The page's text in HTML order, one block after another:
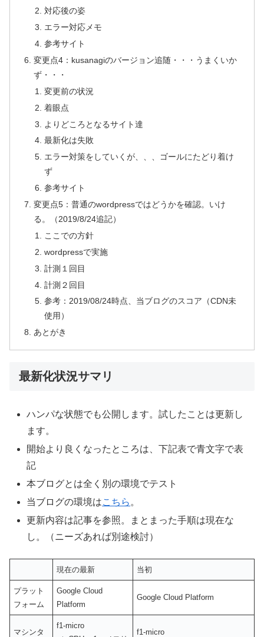
対応後の姿
エラー対応メモ
参考サイト
変更点4：kusanagiのバージョン追随・・・うまくいか
ず・・・
変更前の状況
着眼点
よりどころとなるサイト達
最新化は失敗
エラー対策をしていくが、、、ゴールにたどり着け
ず
参考サイト
変更点5：普通のwordpressではどうかを確認。いけ
る。（2019/8/24追記）
ここでの方針
wordpressで実施
計測１回目
計測２回目
参考：2019/08/24時点、当ブログのスコア（CDN未
使用）
あとがき
最新化状況サマリ
ハンパな状態でも公開します。試したことは更新し
ます。
開始より良くなったところは、下記表で青文字で表
記
本ブログとは全く別の環境でテスト
当ブログの環境はこちら 。
更新内容は記事を参照。まとまった手順は現在な
し。（ニーズあれば別途検討）
現在の最新 当初
プラット
フォーム
Google Cloud
Platform
Google Cloud Platform
マシンタ
f1-micro
f1-micro